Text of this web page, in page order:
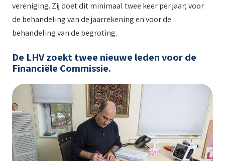
vereniging. Zij doet dit minimaal twee keer per jaar; voor
de behandeling van de jaarrekening en voor de
behandeling van de begroting.
De LHV zoekt twee nieuwe leden voor de
Financiële Commissie.